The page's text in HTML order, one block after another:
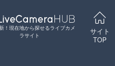
！現在地から探せるライブカメ
ラサイト
サイト
TOP